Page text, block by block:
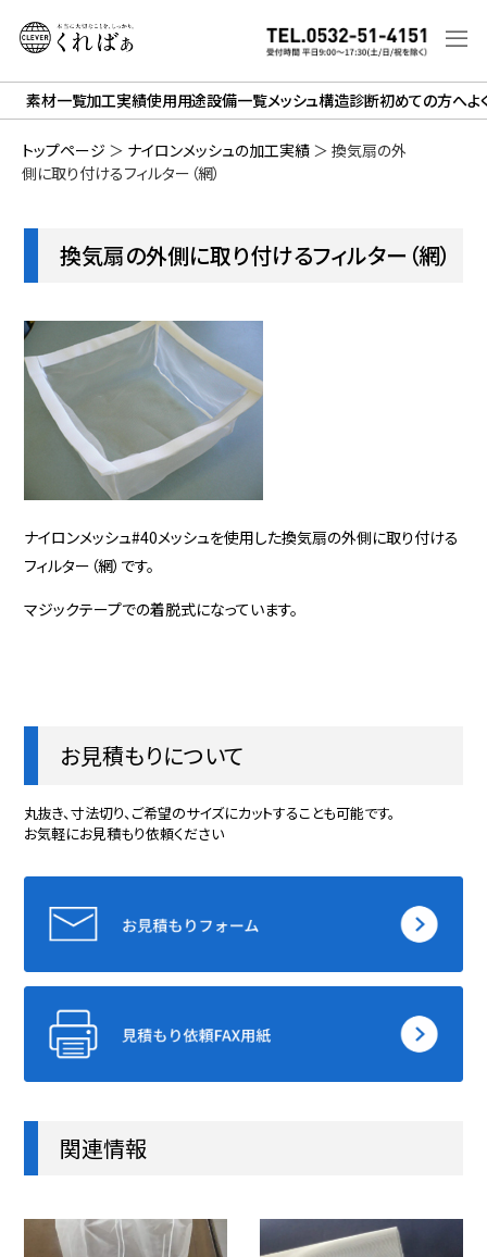
素材一覧加工実績使用用途設備一覧メッシュ構造診断初めての方へよ
トップページ ＞ ナイロンメッシュの加工実績 ＞ 換気扇の外
側に取り付けるフィルター（網）
換気扇の外側に取り付けるフィルター（網）
ナイロンメッシュ#40メッシュを使用した換気扇の外側に取り付ける
フィルター（網）です。
マジックテープでの着脱式になっています。
お見積もりについて
丸抜き、寸法切り、ご希望のサイズにカットすることも可能です。
お気軽にお見積もり依頼ください
関連情報